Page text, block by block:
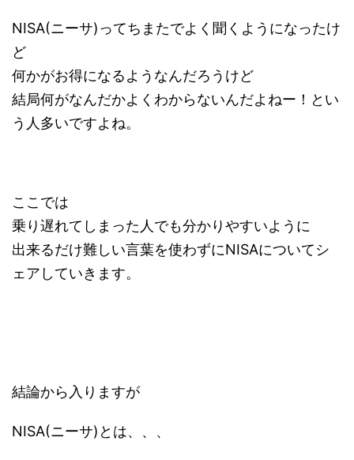
NISA(ニーサ)ってちまたでよく聞くようになったけ
ど
何かがお得になるようなんだろうけど
結局何がなんだかよくわからないんだよねー！とい
う人多いですよね。
ここでは
乗り遅れてしまった人でも分かりやすいように
出来るだけ難しい言葉を使わずにNISAについてシ
ェアしていきます。
結論から入りますが
NISA(ニーサ)とは、、、